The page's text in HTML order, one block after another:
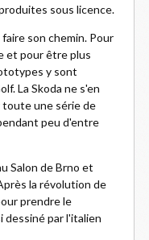
sous licence.
son chemin. Pour
et pour être plus
y sont
La Skoda ne s'en
toute une série de
peu d'entre
Salon de Brno et
la révolution de
prendre le
par l'italien